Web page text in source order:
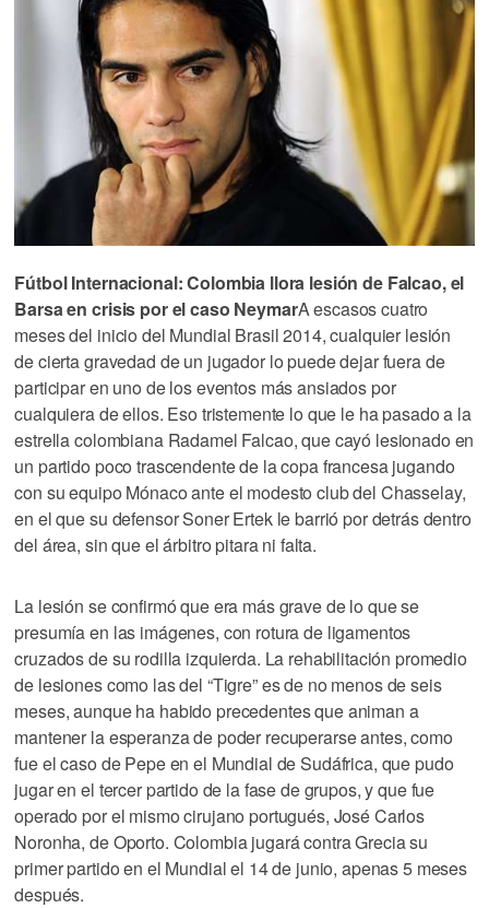
Fútbol Internacional: Colombia llora lesión de Falcao, el
Barsa en crisis por el caso NeymarA escasos cuatro
meses del inicio del Mundial Brasil 2014, cualquier lesión
de cierta gravedad de un jugador lo puede dejar fuera de
participar en uno de los eventos más ansiados por
cualquiera de ellos. Eso tristemente lo que le ha pasado a la
estrella colombiana Radamel Falcao, que cayó lesionado en
un partido poco trascendente de la copa francesa jugando
con su equipo Mónaco ante el modesto club del Chasselay,
en el que su defensor Soner Ertek le barrió por detrás dentro
del área, sin que el árbitro pitara ni falta.
La lesión se confirmó que era más grave de lo que se
presumía en las imágenes, con rotura de ligamentos
cruzados de su rodilla izquierda. La rehabilitación promedio
de lesiones como las del “Tigre” es de no menos de seis
meses, aunque ha habido precedentes que animan a
mantener la esperanza de poder recuperarse antes, como
fue el caso de Pepe en el Mundial de Sudáfrica, que pudo
jugar en el tercer partido de la fase de grupos, y que fue
operado por el mismo cirujano portugués, José Carlos
Noronha, de Oporto. Colombia jugará contra Grecia su
primer partido en el Mundial el 14 de junio, apenas 5 meses
después.